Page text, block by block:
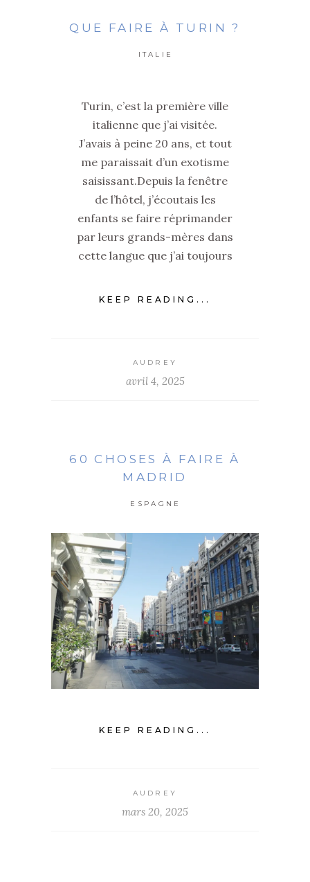
QUE FAIRE À TURIN ?
ITALIE
Turin, c’est la première ville
italienne que j’ai visitée.
J’avais à peine 20 ans, et tout
me paraissait d’un exotisme
saisissant.Depuis la fenêtre
de l’hôtel, j’écoutais les
enfants se faire réprimander
par leurs grands-mères dans
cette langue que j’ai toujours
KEEP READING...
AUDREY
avril 4, 2025
60 CHOSES À FAIRE À
MADRID
ESPAGNE
KEEP READING...
AUDREY
mars 20, 2025